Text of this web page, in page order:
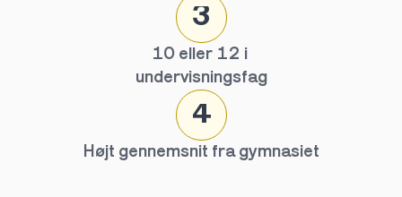
3
10 eller 12 i
undervisningsfag
4
Højt gennemsnit fra gymnasiet